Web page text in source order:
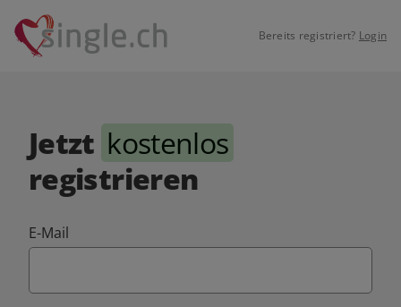
Bereits registriert? Login
Jetzt kostenlos
registrieren
E-Mail